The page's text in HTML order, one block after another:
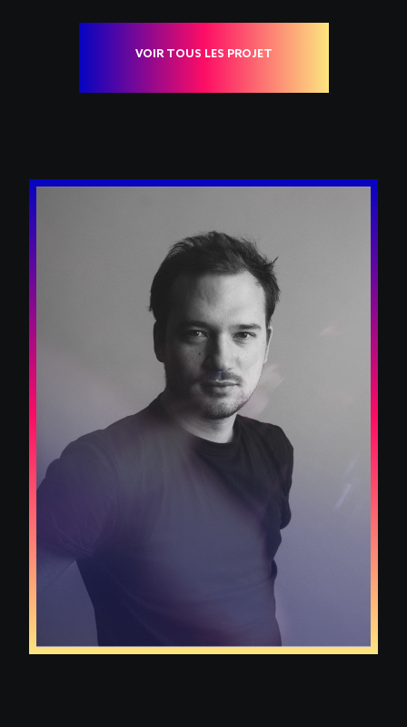
VOIR TOUS LES PROJETS